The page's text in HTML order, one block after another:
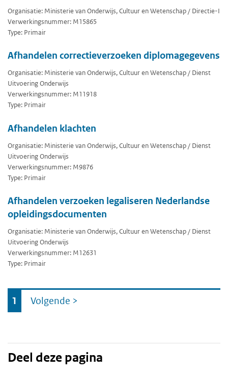
Organisatie: Ministerie van Onderwijs, Cultuur en Wetenschap / Directie-I
Verwerkingsnummer: M15865
Type: Primair
Afhandelen correctieverzoeken diplomagegevens
Organisatie: Ministerie van Onderwijs, Cultuur en Wetenschap / Dienst
Uitvoering Onderwijs
Verwerkingsnummer: M11918
Type: Primair
Afhandelen klachten
Organisatie: Ministerie van Onderwijs, Cultuur en Wetenschap / Dienst
Uitvoering Onderwijs
Verwerkingsnummer: M9876
Type: Primair
Afhandelen verzoeken legaliseren Nederlandse
opleidingsdocumenten
Organisatie: Ministerie van Onderwijs, Cultuur en Wetenschap / Dienst
Uitvoering Onderwijs
Verwerkingsnummer: M12631
Type: Primair
naar
1 Volgende >
Deel deze pagina